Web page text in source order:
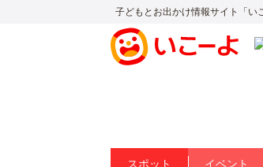
子どもとお出かけ情報サイト「い
スポット イベント